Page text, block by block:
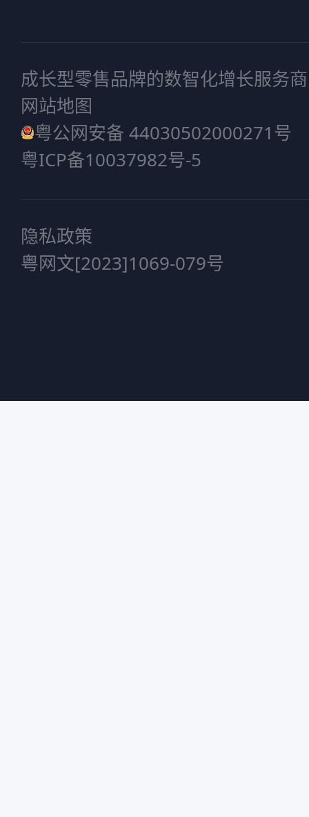
成长型零售品牌的数智化增长服务商
网站地图
粤公网安备 44030502000271号
粤ICP备10037982号-5
隐私政策
粤网文[2023]1069-079号